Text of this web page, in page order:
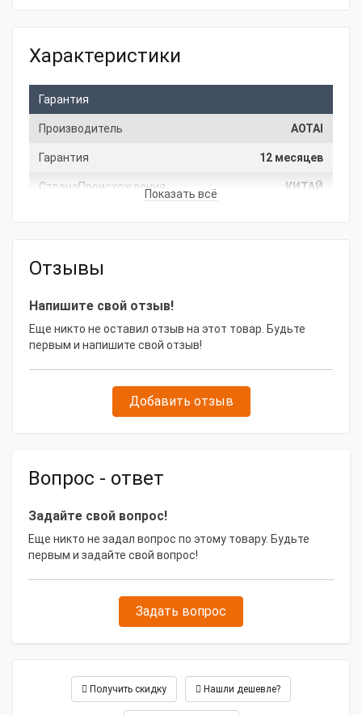
Характеристики
Гарантия
Производитель AOTAI
Гарантия 12 месяцев
СтранаПроисхождения КИТАЙ
Напряжение, В
Сварочный ток max
Частота, Гц 50/60
Сварочный ток, А
Диаметр проволоки min
Диаметр проволоки max
Дополнительное
оборудование
35270. 40455. 69095.
Тип товара Сварочный аппарат
AOTAI ASAW 1000 II
Показать всё
Отзывы
Напишите свой отзыв!
Еще никто не оставил отзыв на этот товар. Будьте
первым и напишите свой отзыв!
Добавить отзыв
Вопрос - ответ
Задайте свой вопрос!
Еще никто не задал вопрос по этому товару. Будьте
первым и задайте свой вопрос!
Задать вопрос
Получить скидку Нашли дешевле?